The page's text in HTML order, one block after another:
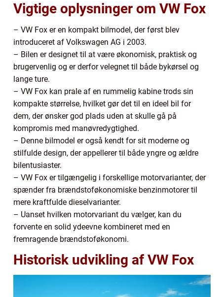
Vigtige oplysninger om VW Fox
– VW Fox er en kompakt bilmodel, der først blev
introduceret af Volkswagen AG i 2003.
– Bilen er designet til at være økonomisk, praktisk og
brugervenlig og er derfor velegnet til både bykørsel og
lange ture.
– VW Fox kan prale af en rummelig kabine trods sin
kompakte størrelse, hvilket gør det til en ideel bil for
dem, der ønsker god plads uden at skulle gå på
kompromis med manøvredygtighed.
– Denne bilmodel er også kendt for sit moderne og
stilfulde design, der appellerer til både yngre og ældre
bilentusiaster.
– VW Fox er tilgængelig i forskellige motorvarianter, der
spænder fra brændstoføkonomiske benzinmotorer til
mere kraftfulde dieselvarianter.
– Uanset hvilken motorvariant du vælger, kan du
forvente en solid ydeevne kombineret med en
fremragende brændstoføkonomi.
Historisk udvikling af VW Fox